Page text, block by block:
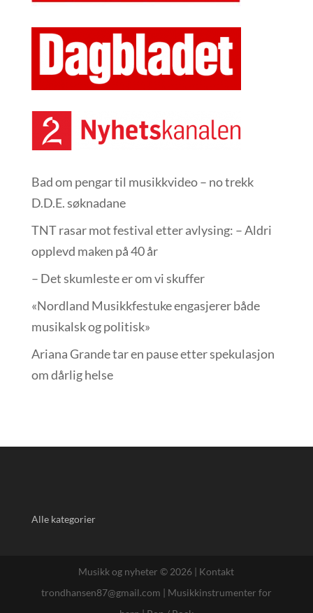
Bad om pengar til musikkvideo – no trekk
D.D.E. søknadane
TNT rasar mot festival etter avlysing: – Aldri
opplevd maken på 40 år
– Det skumleste er om vi skuffer
«Nordland Musikkfest­uke engasjerer både
musikalsk og politisk»
Ariana Grande tar en pause etter spekulasjon
om dårlig helse
Alle kategorier
Musikk og nyheter © 2026 | Kontakt
trondhansen87@gmail.com | Musikkinstrumenter for